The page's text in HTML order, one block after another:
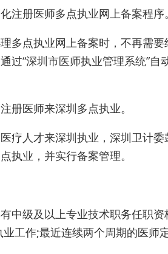
注册医师多点执业网上备案程序。
多点执业网上备案时，不再需
过“深圳市医师执业管理系统”
册医师来深圳多点执业。
疗人才来深圳执业，深圳卫计
执业，并实行备案管理。
中级及以上专业技术职务任职
工作;最近连续两个周期的医师